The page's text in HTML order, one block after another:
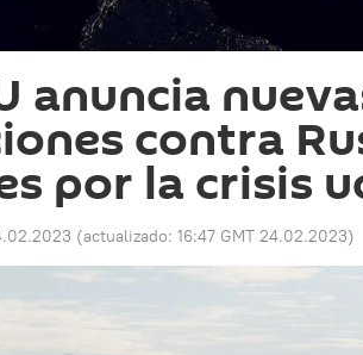
anuncia
contra
por la crisis
(actualizado: 16:47 GMT 24.02.2023)